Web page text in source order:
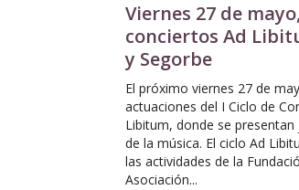
Viernes 27 de
conciertos Ad
y Segorbe
El próximo viernes 27 de
actuaciones del I Ciclo de
Libitum, donde se
de la música. El ciclo Ad
las actividades de la
Asociación...